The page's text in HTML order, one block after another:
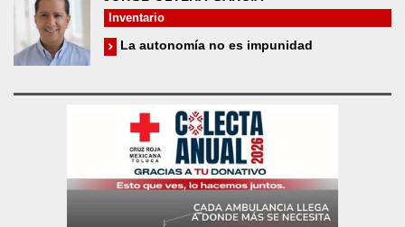
Inventario
La autonomía no es impunidad